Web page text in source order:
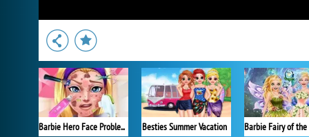
Barbie Hero Face Problem Besties Summer Vacation Barbie Fairy of the